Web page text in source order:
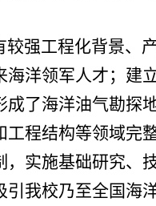
强工程化背景、产
洋领军人才；建
了海洋油气勘探
程结构等领域完
实施基础研究、
我校乃至全国海